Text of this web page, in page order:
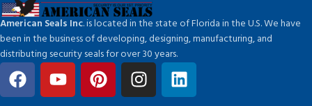
American Seals Inc. is located in the state of Florida in the U.S. We have
been in the business of developing, designing, manufacturing, and
distributing security seals for over 30 years.